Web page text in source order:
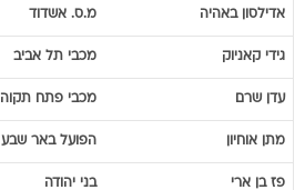
אדילסון באהיה מ.ס. אשדוד
גידי קאניוק מכבי תל אביב
עדן שרם מכבי פתח תקוה
מתן אוחיון הפועל באר שבע
פז בן ארי בני יהודה